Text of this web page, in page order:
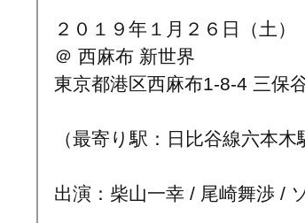
２０１９年１月２６日（土）
＠ 西麻布 新世界
東京都港区西麻布1-8-4 三保
（最寄り駅：日比谷線六本木
出演：柴山一幸 / 尾崎舞渉 /